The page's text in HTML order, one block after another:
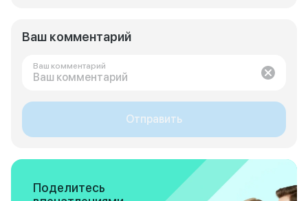
Ваш комментарий
Ваш комментарий
Отправить
Поделитесь